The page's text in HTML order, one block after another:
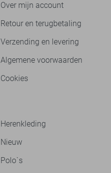
Over mijn account
Retour en terugbetaling
Verzending en levering
Algemene voorwaarden
Cookies
Herenkleding
Nieuw
Polo`s